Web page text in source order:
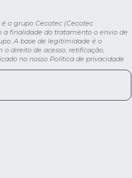
o grupo Cecotec (Cecotec
a finalidade do tratamento o envio de
A base de legitimidade é o
direito de acesso, retificação,
no nosso Política de privacidade